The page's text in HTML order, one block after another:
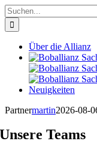
Zum
Inhalt
springen
Suche
nach:
Über die Allianz
Neuigkeiten
Partnermartin2026-08-
Unsere Teams